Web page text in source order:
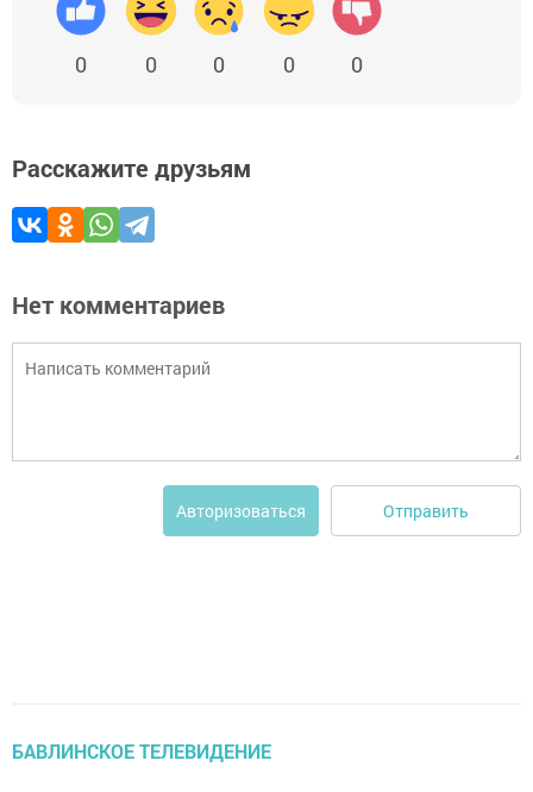
0 0 0 0 0
Расскажите друзьям
Нет комментариев
Авторизоваться Отправить
БАВЛИНСКОЕ ТЕЛЕВИДЕНИЕ